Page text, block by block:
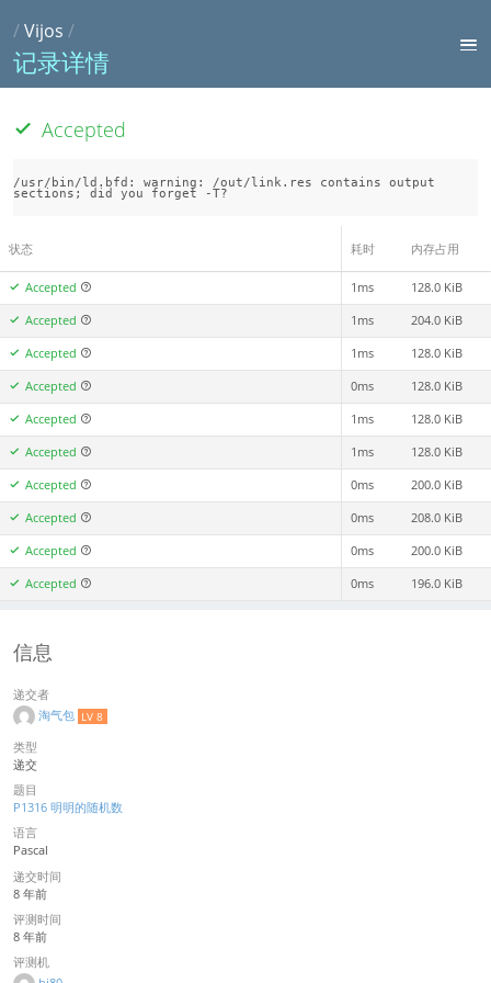
/Vijos /
记录详情
Accepted
/usr/bin/ld.bfd: warning: /out/link.res contains output
状态 耗时 内存占用
Accepted 1ms 128.0 KiB
Accepted 1ms 204.0 KiB
Accepted 1ms 128.0 KiB
Accepted 0ms 128.0 KiB
Accepted 1ms 128.0 KiB
Accepted 1ms 128.0 KiB
Accepted 0ms 200.0 KiB
Accepted 0ms 208.0 KiB
Accepted 0ms 200.0 KiB
Accepted 0ms 196.0 KiB
信息
递交者
淘气包 LV 8
类型
递交
题目
P1316 明明的随机数
语言
Pascal
递交时间
8 年前
评测时间
8 年前
评测机